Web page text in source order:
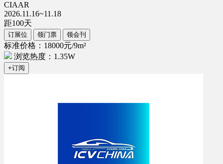
CIAAR
2026.11.16~11.18
距100天
订展位 领门票 领会刊
标准价格：18000元/9m²
浏览热度：1.35W
+订阅